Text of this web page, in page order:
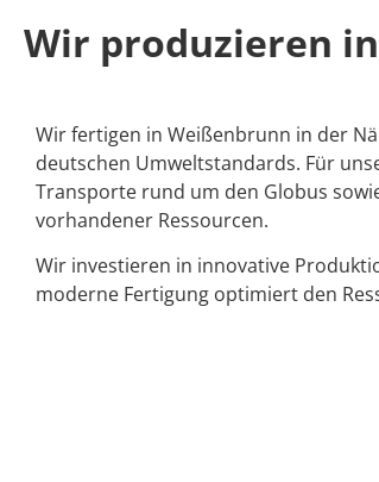
Wir produzieren
Wir fertigen in Weißenbrunn in der
deutschen Umweltstandards. Für
Transporte rund um den Globus
vorhandener Ressourcen.
Wir investieren in innovative
moderne Fertigung optimiert den